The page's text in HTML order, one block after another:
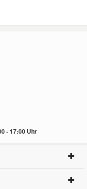
- 17:00 Uhr